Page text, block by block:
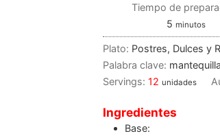
Tiempo de
5 minutos
Plato: Postres, Dulces y
Palabra clave:
Servings: 12 unidades
Ingredientes
Base: